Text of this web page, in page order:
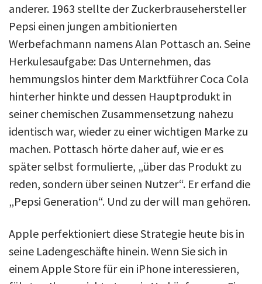
anderer. 1963 stellte der Zuckerbrausehersteller
Pepsi einen jungen ambitionierten
Werbefachmann namens Alan Pottasch an. Seine
Herkulesaufgabe: Das Unternehmen, das
hemmungslos hinter dem Marktführer Coca Cola
hinterher hinkte und dessen Hauptprodukt in
seiner chemischen Zusammensetzung nahezu
identisch war, wieder zu einer wichtigen Marke zu
machen. Pottasch hörte daher auf, wie er es
später selbst formulierte, „über das Produkt zu
reden, sondern über seinen Nutzer“. Er erfand die
„Pepsi Generation“. Und zu der will man gehören.
Apple perfektioniert diese Strategie heute bis in
seine Ladengeschäfte hinein. Wenn Sie sich in
einem Apple Store für ein iPhone interessieren,